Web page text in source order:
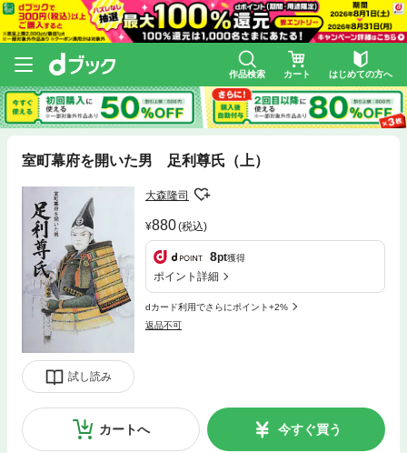
作品検索 カート はじめての方へ
室町幕府を開いた男 足利尊氏（上）
試し読み
大森隆司
880(税込)
8pt獲得
ポイント詳細
dカード利用でさらにポイント+2%
返品不可
カートへ 今すぐ買う